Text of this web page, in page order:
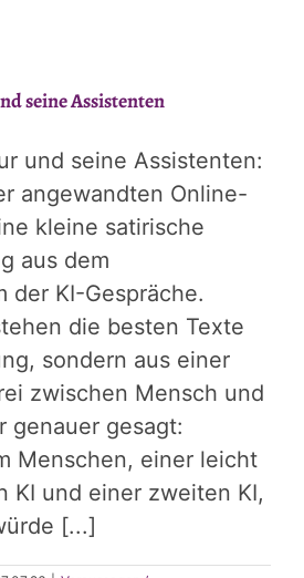
seine Assistenten
und seine Assistenten:
angewandten Online-
kleine satirische
aus dem
der KI-Gespräche.
die besten Texte
sondern aus einer
zwischen Mensch und
genauer gesagt:
Menschen, einer leicht
KI und einer zweiten KI,
[...]